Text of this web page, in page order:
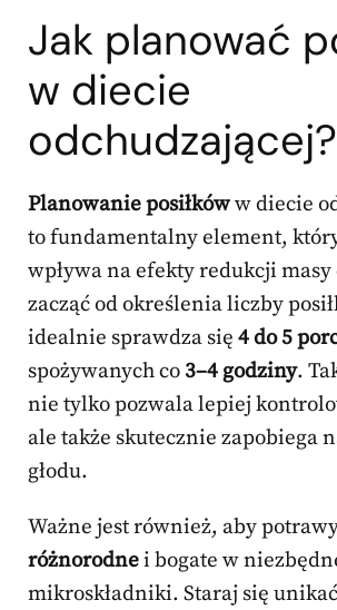
Jak planować
w diecie
odchudzającej?
Planowanie posiłkóww diecie
to fundamentalny element,
wpływa na efekty redukcji masy
zacząć od określenia liczby
idealnie sprawdza się 4 do 5
spożywanych co 3–4 godziny.
nie tylko pozwala lepiej
ale także skutecznie zapobiega
głodu.
Ważne jest również, aby
różnorodnei bogate w
mikroskładniki. Staraj się